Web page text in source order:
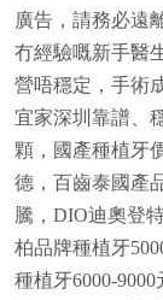
廣告，請務必遠
冇經驗嘅新手醫
營唔穩定，手術
宜家深圳靠譜、
顆，國產種植牙
德，百齒泰國產
騰，DIO迪奧登
柏品牌種植牙
種植牙6000-